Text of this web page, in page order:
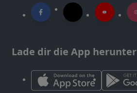
Lade dir die App herunter